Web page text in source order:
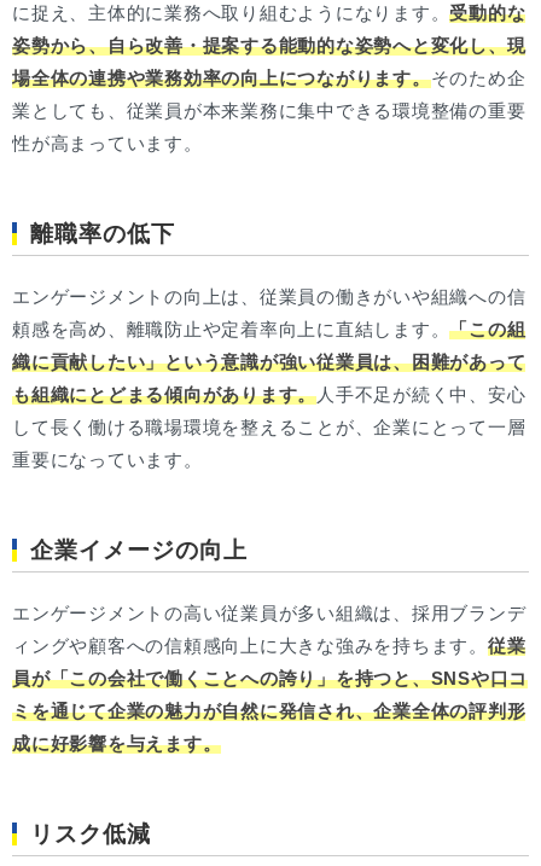
に捉え、主体的に業務へ取り組むようになります。受動的な
姿勢から、自ら改善・提案する能動的な姿勢へと変化し、現
場全体の連携や業務効率の向上につながります。そのため企
業としても、従業員が本来業務に集中できる環境整備の重要
性が高まっています。
離職率の低下
エンゲージメントの向上は、従業員の働きがいや組織への信
頼感を高め、離職防止や定着率向上に直結します。「この組
織に貢献したい」という意識が強い従業員は、困難があって
も組織にとどまる傾向があります。人手不足が続く中、安心
して長く働ける職場環境を整えることが、企業にとって一層
重要になっています。
企業イメージの向上
エンゲージメントの高い従業員が多い組織は、採用ブランデ
ィングや顧客への信頼感向上に大きな強みを持ちます。 従業
員が「この会社で働くことへの誇り」を持つと、SNSや口コ
ミを通じて企業の魅力が自然に発信され、企業全体の評判形
成に好影響を与えます。
リスク低減